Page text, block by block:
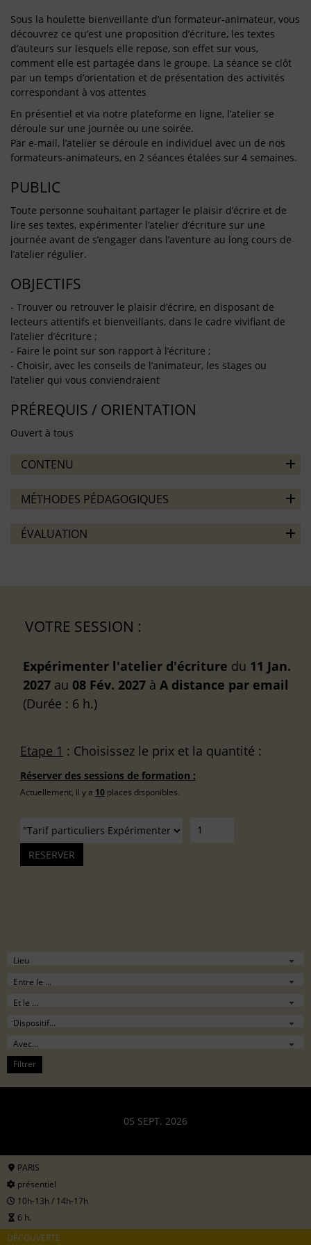
Sous la houlette bienveillante d’un formateur-animateur, vous
découvrez ce qu’est une proposition d’écriture, les textes
d’auteurs sur lesquels elle repose, son effet sur vous,
comment elle est partagée dans le groupe. La séance se clôt
par un temps d’orientation et de présentation des activités
correspondant à vos attentes
En présentiel et via notre plateforme en ligne, l’atelier se
déroule sur une journée ou une soirée.
Par e-mail, l’atelier se déroule en individuel avec un de nos
formateurs-animateurs, en 2 séances étalées sur 4 semaines.
PUBLIC
Toute personne souhaitant partager le plaisir d’écrire et de
lire ses textes, expérimenter l’atelier d’écriture sur une
journée avant de s’engager dans l’aventure au long cours de
l’atelier régulier.
OBJECTIFS
- Trouver ou retrouver le plaisir d’écrire, en disposant de
lecteurs attentifs et bienveillants, dans le cadre vivifiant de
l’atelier d’écriture ;
- Faire le point sur son rapport à l’écriture ;
- Choisir, avec les conseils de l’animateur, les stages ou
l’atelier qui vous conviendraient
PRÉREQUIS / ORIENTATION
Ouvert à tous
CONTENU
MÉTHODES PÉDAGOGIQUES
ÉVALUATION
VOTRE SESSION :
Expérimenter l'atelier d'écriture du 11 Jan.
2027 au 08 Fév. 2027 à A distance par email
(Durée : 6 h.)
Etape 1 : Choisissez le prix et la quantité :
Réserver des sessions de formation :
Actuellement, il y a 10 places disponibles.
Filtrer
05 SEPT. 2026
PARIS
présentiel
10h-13h / 14h-17h
6 h.
DÉCOUVERTE